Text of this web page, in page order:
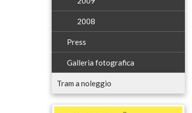
2008
Press
Galleria fotografica
Tram a noleggio